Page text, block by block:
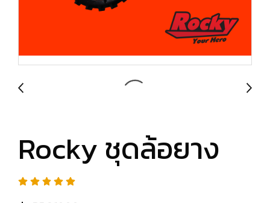
Rocky ชุดล้อยาง